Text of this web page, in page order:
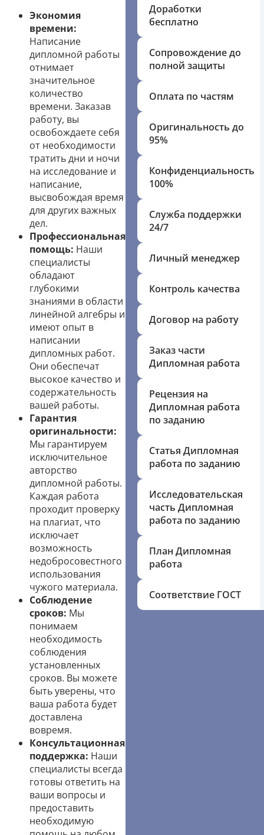
Экономия
времени:
Написание
дипломной работы
отнимает
значительное
количество
времени. Заказав
работу, вы
освобождаете себя
от необходимости
тратить дни и ночи
на исследование и
написание,
высвобождая время
для других важных
дел.
Профессиональная
помощь: Наши
специалисты
обладают
глубокими
знаниями в области
линейной алгебры и
имеют опыт в
написании
дипломных работ.
Они обеспечат
высокое качество и
содержательность
вашей работы.
Гарантия
оригинальности:
Мы гарантируем
исключительное
авторство
дипломной работы.
Каждая работа
проходит проверку
на плагиат, что
исключает
возможность
недобросовестного
использования
чужого материала.
Соблюдение
сроков: Мы
понимаем
необходимость
соблюдения
установленных
сроков. Вы можете
быть уверены, что
ваша работа будет
доставлена
вовремя.
Консультационная
поддержка: Наши
специалисты всегда
готовы ответить на
ваши вопросы и
предоставить
необходимую
Доработки
бесплатно
Сопровождение до
полной защиты
Оплата по частям
Оригинальность до
95%
Конфиденциальность
100%
Служба поддержки
24/7
Личный менеджер
Контроль качества
Договор на работу
Заказ части
Дипломная работа
Рецензия на
Дипломная работа
по заданию
Статья Дипломная
работа по заданию
Исследовательская
часть Дипломная
работа по заданию
План Дипломная
работа
Соответствие ГОСТ